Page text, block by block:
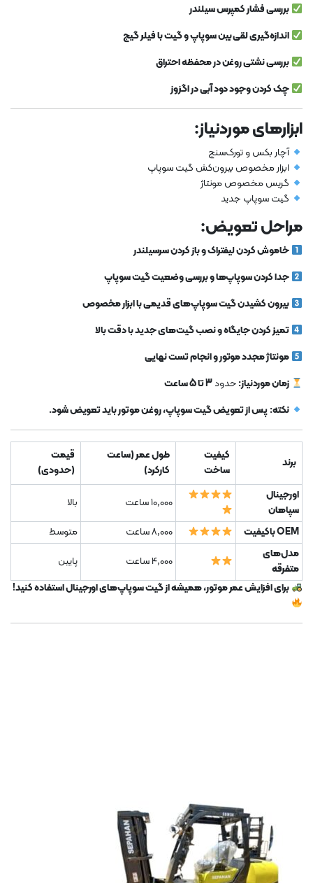
بررسی فشار کمپرس سیلندر
اندازه‌گیری لقی بین سوپاپ و گیت با فیلر گیج
بررسی نشتی روغن در محفظه احتراق
چک کردن وجود دود آبی در اگزوز
ابزارهای موردنیاز:
آچار بکس و تورک‌سنج
ابزار مخصوص بیرون‌کش گیت سوپاپ
گریس مخصوص مونتاژ
گیت سوپاپ جدید
مراحل تعویض:
خاموش کردن لیفتراک و باز کردن سرسیلندر
جدا کردن سوپاپ‌ها و بررسی وضعیت گیت سوپاپ
بیرون کشیدن گیت سوپاپ‌های قدیمی با ابزار مخصوص
تمیز کردن جایگاه و نصب گیت‌های جدید با دقت بالا
مونتاژ مجدد موتور و انجام تست نهایی
زمان موردنیاز:حدود3 تا 5 ساعت
نکته:پس از تعویض گیت سوپاپ، روغن موتور باید تعویض شود.
برند
کیفیت
ساخت
طول عمر (ساعت
کارکرد)
قیمت
(حدودی)
اورجینال
سپاهان
10,000 ساعت
بالا
OEM باکیفیت
8,000 ساعت
متوسط
مدل‌های
متفرقه
4,000 ساعت
پایین
برای افزایش عمر موتور، همیشه از گیت سوپاپ‌های اورجینال استفاده کنید!